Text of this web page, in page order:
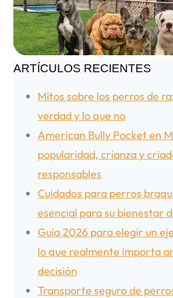
ARTÍCULOS RECIENTES
Mitos sobre los perros de
verdad y lo que no
American Bully Pocket en
popularidad, crianza y
responsables
Cuidados para perros
esencial para su bienestar
Guía 2026 para elegir un
lo que realmente importa
decisión
Transporte seguro de